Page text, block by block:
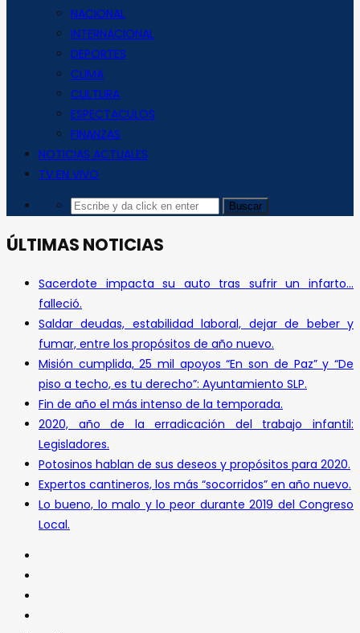
NACIONAL
INTERNACIONAL
DEPORTES
CLIMA
CULTURA
ESPECTACULOS
FINANZAS
NOTICIAS ACTUALES
TV EN VIVO
ÚLTIMAS NOTICIAS
Sacerdote impacta su auto tras sufrir un infarto…
falleció.
Saldar deudas, estabilidad laboral, dejar de beber y
fumar, entre los propósitos de año nuevo.
Misión cumplida, 25 mil apoyos “En son de Paz” y “De
piso a techo, es tu derecho”: Ayuntamiento SLP.
Fin de año el más intenso de la temporada.
2020, año de la erradicación del trabajo infantil:
Legisladores.
Potosinos hablan de sus deseos y propósitos para 2020.
Expertos cantineros, los más “socorridos” en año nuevo.
Lo bueno, lo malo y lo peor durante 2019 del Congreso
Local.